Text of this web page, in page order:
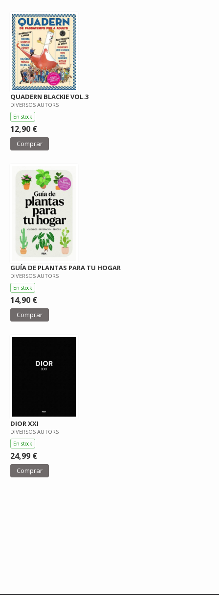
QUADERN BLACKIE VOL.3
DIVERSOS AUTORS
En stock
12,90 €
Comprar
GUÍA DE PLANTAS PARA TU HOGAR
DIVERSOS AUTORS
En stock
14,90 €
Comprar
DIOR XXI
DIVERSOS AUTORS
En stock
24,99 €
Comprar